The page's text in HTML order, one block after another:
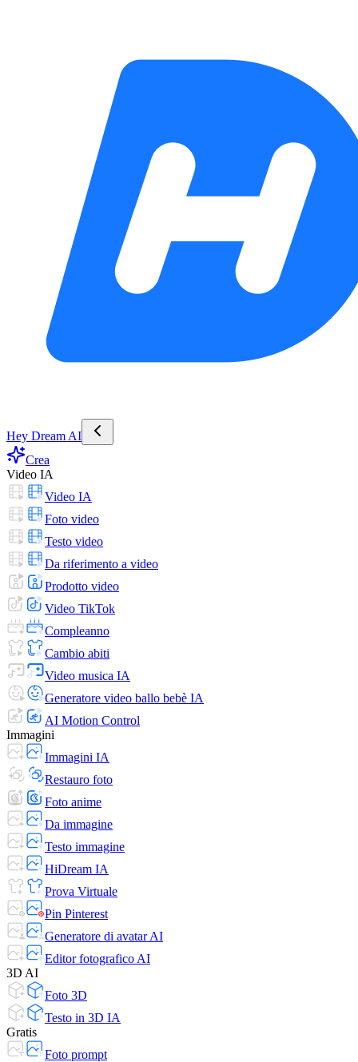
Hey Dream AI
Crea
Video IA
Video IA
Foto video
Testo video
Da riferimento a video
Prodotto video
Video TikTok
Compleanno
Cambio abiti
Video musica IA
Generatore video ballo bebè IA
AI Motion Control
Immagini
Immagini IA
Restauro foto
Foto anime
Da immagine
Testo immagine
HiDream IA
Prova Virtuale
Pin Pinterest
Generatore di avatar AI
Editor fotografico AI
3D AI
Foto 3D
Testo in 3D IA
Gratis
Foto prompt